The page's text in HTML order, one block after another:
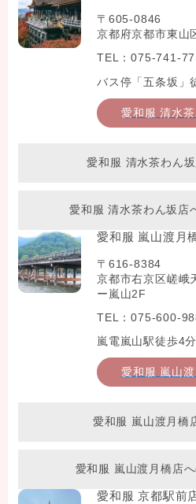
〒605-0846
京都府京都市東山
TEL：075-741-
バス停「五条坂」
愛和服 清水
愛和服 清水茶わん
愛和服 清水茶わん坂店
愛和服 嵐山渡月
〒616-8384
京都市右京区嵯峨
ー嵐山2F
TEL：075-600-
嵐電嵐山駅徒歩4分
愛和服 嵐山
愛和服 嵐山渡月橋
愛和服 嵐山渡月橋店
愛和服 京都駅前